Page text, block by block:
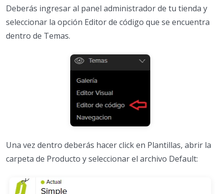
Deberás ingresar al panel administrador de tu tienda y
seleccionar la opción Editor de código que se encuentra
dentro de Temas.
Una vez dentro deberás hacer click en Plantillas, abrir la
carpeta de Producto y seleccionar el archivo Default: